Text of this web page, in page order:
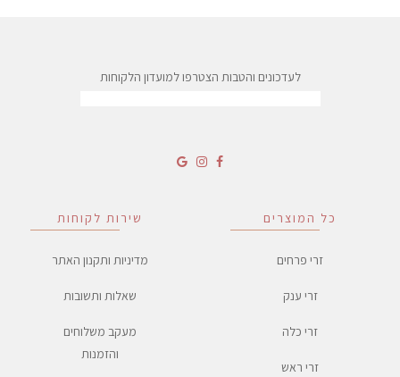
כל המוצרים
זרי פרחים
זרי ענק
זרי כלה
זרי ראש
שירות לקוחות
מדיניות ותקנון האתר
שאלות ותשובות
מעקב משלוחים
והזמנות
לעדכונים והטבות הצטרפו למועדון הלקוחות